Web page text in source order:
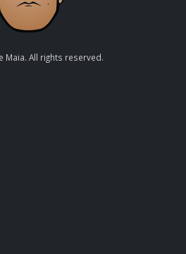
Maia. All rights reserved.